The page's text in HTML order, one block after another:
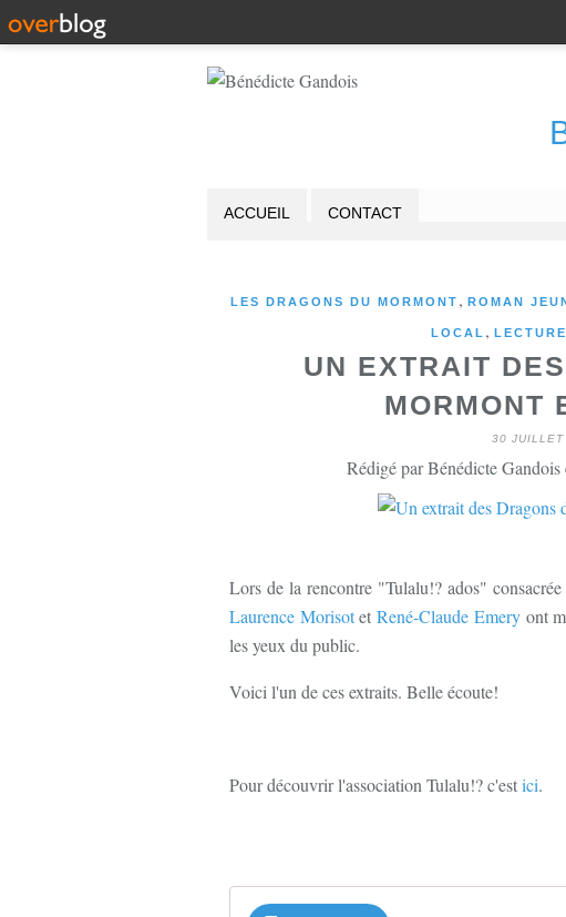
ACCUEIL CONTACT
LES DRAGONS DU MORMONT , ROMAN
LOCAL , LECTURE
UN EXTRAIT
MORMONT
30
Rédigé par Bénédicte
Lors de la rencontre "Tulalu!? ados" consacrée
Laurence MorisotetRené-Claude Emeryont
les yeux du public.
Voici l'un de ces extraits. Belle écoute!
Pour découvrir l'association Tulalu!? c'estici.